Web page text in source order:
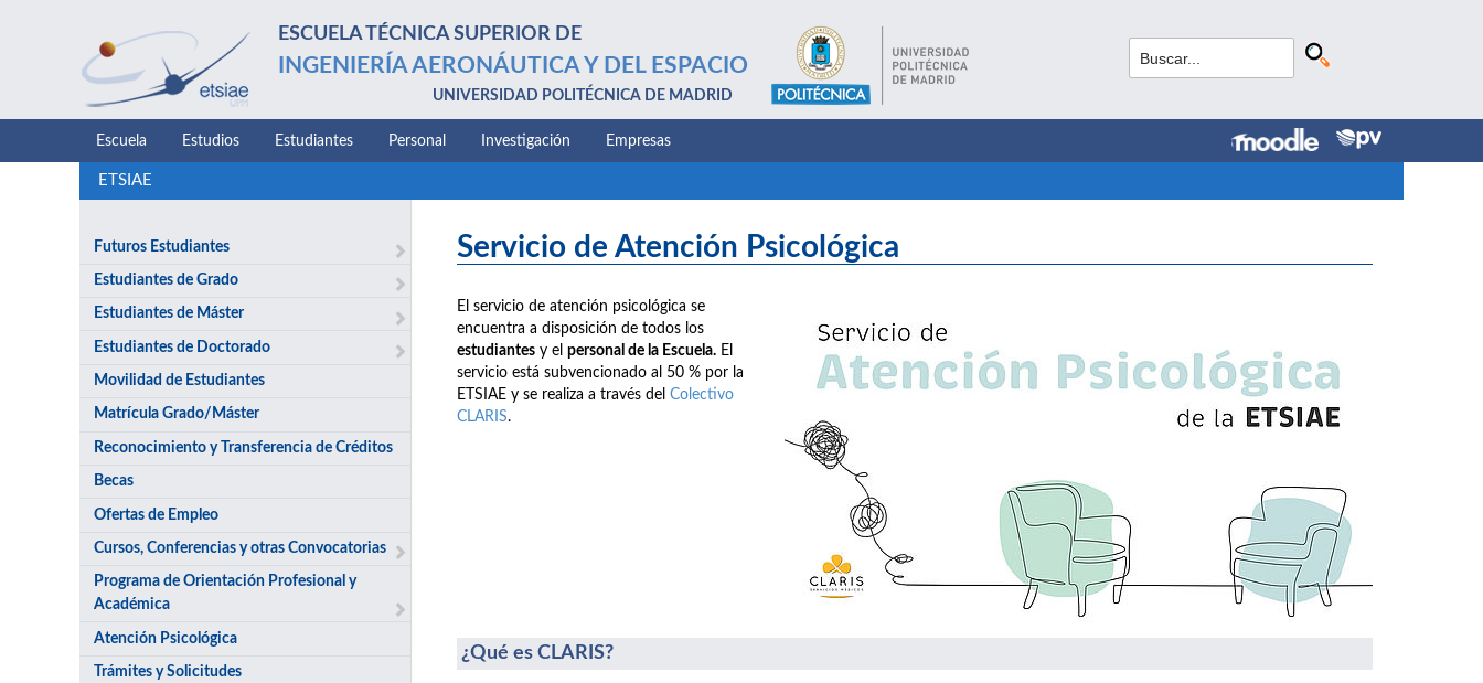
ESCUELA TÉCNICA SUPERIOR DE
INGENIERÍA AERONÁUTICA Y DEL ESPACIO
UNIVERSIDAD POLITÉCNICA DE MADRID
Escuela Estudios Estudiantes Personal Investigación Empresas
ETSIAE
Futuros Estudiantes
Estudiantes de Grado
Estudiantes de Máster
Estudiantes de Doctorado
Movilidad de Estudiantes
Matrícula Grado/Máster
Reconocimiento y Transferencia de Créditos
Becas
Ofertas de Empleo
Cursos, Conferencias y otras Convocatorias
Programa de Orientación Profesional y
Académica
Atención Psicológica
Trámites y Solicitudes
Servicio de Atención Psicológica
El servicio de atención psicológica se
encuentra a disposición de todos los
estudiantes y el personal de la Escuela. El
servicio está subvencionado al 50 % por la
ETSIAE y se realiza a través del Colectivo
CLARIS.
¿Qué es CLARIS?